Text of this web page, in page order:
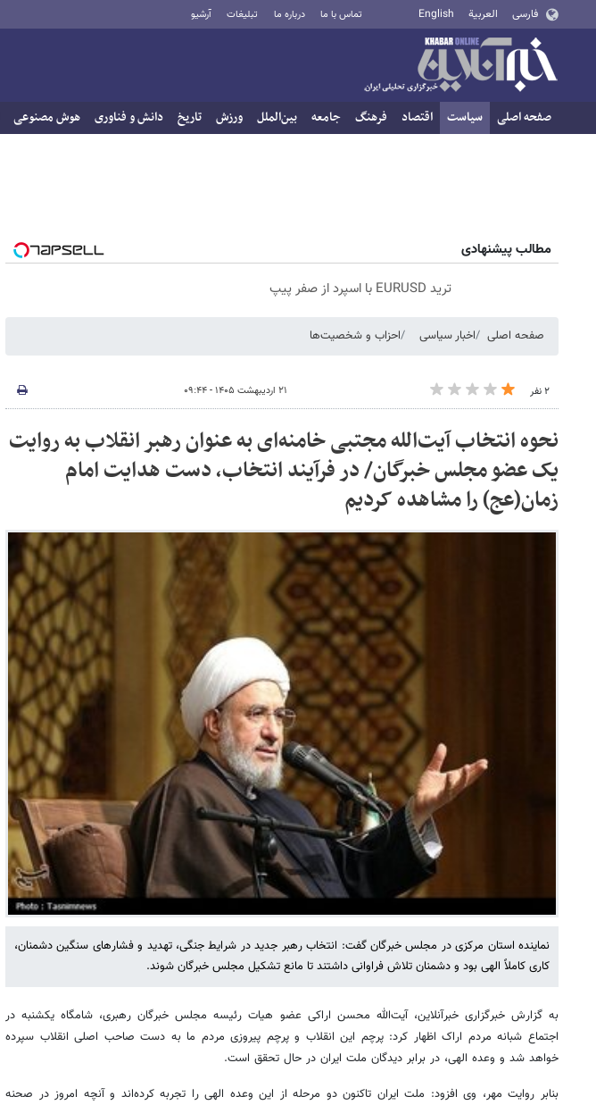
فارسی العربية English تماس با ما درباره ما تبلیغات آرشیو
صفحه اصلی سیاست اقتصاد فرهنگ جامعه بین‌الملل ورزش تاریخ دانش و فناوری هوش مصنوعی
مطالب پیشنهادی
ترید EURUSD با اسپرد از صفر پیپ
صفحه اصلی اخبار سیاسی احزاب و شخصیت‌ها
۲ نفر ۲۱ اردیبهشت ۱۴۰۵ - ۰۹:۴۴
نحوه انتخاب آیت‌الله مجتبی خامنه‌ای به عنوان رهبر انقلاب به روایت
یک عضو مجلس خبرگان/ در فرآیند انتخاب، دست هدایت امام
زمان(عج) را مشاهده کردیم
نماینده استان مرکزی در مجلس خبرگان گفت: انتخاب رهبر جدید در شرایط جنگی، تهدید و فشارهای سنگین دشمنان،
کاری کاملاً الهی بود و دشمنان تلاش فراوانی داشتند تا مانع تشکیل مجلس خبرگان شوند.
به گزارش خبرگزاری خبرآنلاین، آیت‌الله محسن اراکی عضو هیات رئیسه مجلس خبرگان رهبری، شامگاه یکشنبه در
اجتماع شبانه مردم اراک اظهار کرد: پرچم این انقلاب و پرچم پیروزی مردم ما به دست صاحب اصلی انقلاب سپرده
خواهد شد و وعده الهی، در برابر دیدگان ملت ایران در حال تحقق است.
بنابر روایت مهر، وی افزود: ملت ایران تاکنون دو مرحله از این وعده الهی را تجربه کرده‌اند و آنچه امروز در صحنه